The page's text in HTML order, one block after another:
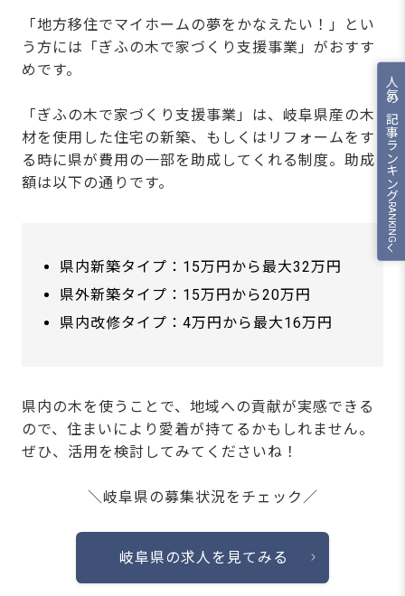
「地方移住でマイホームの夢をかなえたい！」とい
う方には「ぎふの木で家づくり支援事業」がおすす
めです。
「ぎふの木で家づくり支援事業」は、岐阜県産の木
材を使用した住宅の新築、もしくはリフォームをす
る時に県が費用の一部を助成してくれる制度。助成
額は以下の通りです。
県内新築タイプ：15万円から最大32万円
県外新築タイプ：15万円から20万円
県内改修タイプ：4万円から最大16万円
県内の木を使うことで、地域への貢献が実感できる
ので、住まいにより愛着が持てるかもしれません。
ぜひ、活用を検討してみてくださいね！
＼岐阜県の募集状況をチェック／
岐阜県の求人を見てみる
人気の記事ランキング
RANKING